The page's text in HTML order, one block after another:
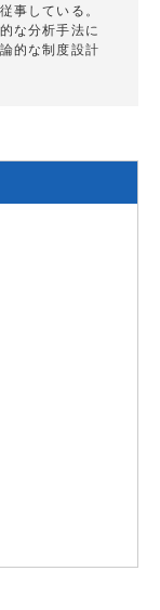
事している。
な分析手法に
的な制度設計